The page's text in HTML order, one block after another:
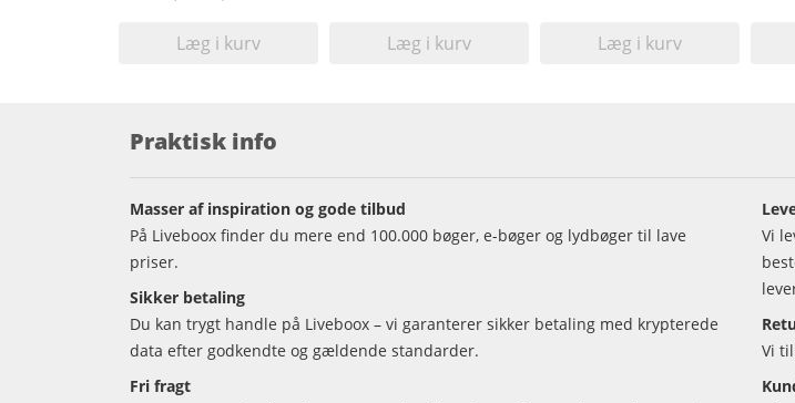
Læg i kurv Læg i kurv Læg i kurv
Praktisk info
Masser af inspiration og gode tilbud
På Liveboox finder du mere end 100.000 bøger, e-bøger og lydbøger til lave
priser.
Sikker betaling
Du kan trygt handle på Liveboox – vi garanterer sikker betaling med krypterede
data efter godkendte og gældende standarder.
Fri fragt
Vi
Vi